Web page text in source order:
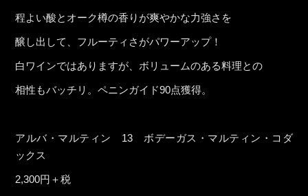
程よい酸とオーク樽の香りが爽やかな力強さを
醸し出して、フルーティさがパワーアップ！
白ワインではありますが、ボリュームのある料理との
相性もバッチリ。ペニンガイド90点獲得。
アルバ・マルティン 13 ボデーガス・マルティン・コダ
ックス
2,300円＋税